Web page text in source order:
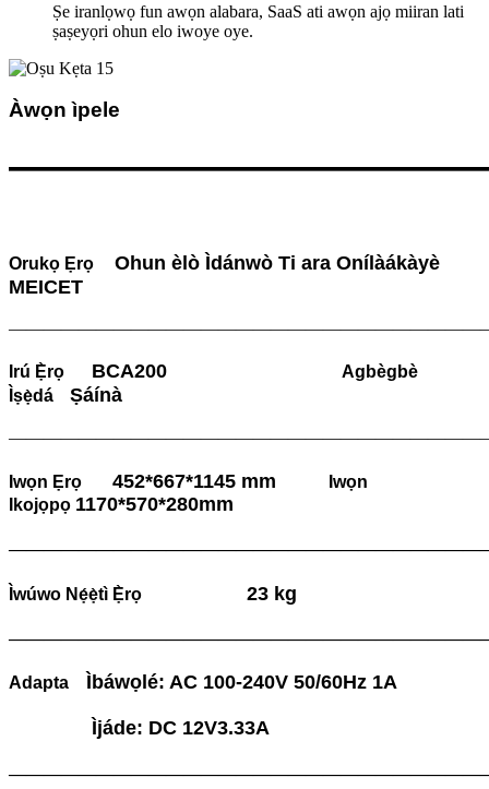
Ṣe iranlọwọ fun awọn alabara, SaaS ati awọn ajọ miiran lati
ṣaṣeyọri ohun elo iwoye oye.
Àwọn ìpele
Orukọ Ẹrọ
Ohun èlò Ìdánwò Ti ara Onílàákàyè
MEICET
Irú Ẹ̀rọ BCA200
Agbègbè
Ìṣẹ̀dá
Ṣáínà
Iwọn Ẹrọ 452*667*1145 mm
Iwọn
Ikojọpọ 1170*570*280mm
Ìwúwo Nẹ́ẹ̀tì Ẹ̀rọ 23 kg
Adapta Ìbáwọlé: AC 100-240V 50/60Hz 1A
Ìjáde: DC 12V3.33A